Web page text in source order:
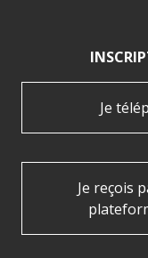
Je
Je reçois